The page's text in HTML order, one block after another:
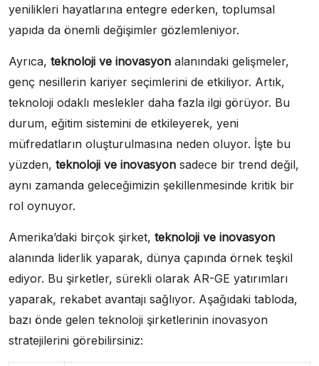
yenilikleri hayatlarına entegre ederken, toplumsal
yapıda da önemli değişimler gözlemleniyor.
Ayrıca, teknoloji ve inovasyon alanındaki gelişmeler,
genç nesillerin kariyer seçimlerini de etkiliyor. Artık,
teknoloji odaklı meslekler daha fazla ilgi görüyor. Bu
durum, eğitim sistemini de etkileyerek, yeni
müfredatların oluşturulmasına neden oluyor. İşte bu
yüzden, teknoloji ve inovasyon sadece bir trend değil,
aynı zamanda geleceğimizin şekillenmesinde kritik bir
rol oynuyor.
Amerika’daki birçok şirket, teknoloji ve inovasyon
alanında liderlik yaparak, dünya çapında örnek teşkil
ediyor. Bu şirketler, sürekli olarak AR-GE yatırımları
yaparak, rekabet avantajı sağlıyor. Aşağıdaki tabloda,
bazı önde gelen teknoloji şirketlerinin inovasyon
stratejilerini görebilirsiniz: